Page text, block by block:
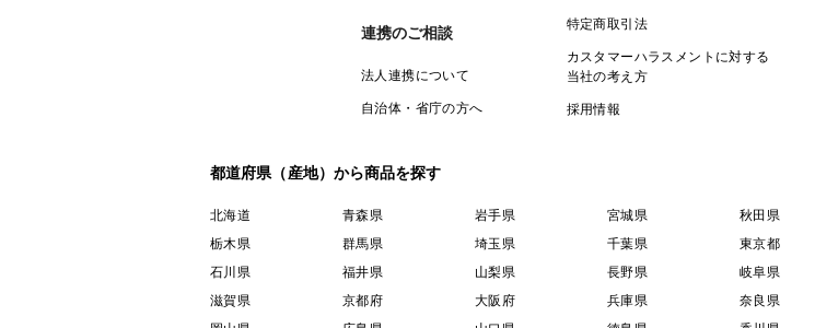
連携のご相談
法人連携について
自治体・省庁の方へ
特定商取引法
カスタマーハラスメントに対する
当社の考え方
採用情報
都道府県（産地）から商品を探す
北海道 青森県 岩手県 宮城県 秋田県
栃木県
群馬県 埼玉県 千葉県 東京都
石川県
福井県 山梨県 長野県 岐阜県
滋賀県
京都府 大阪府 兵庫県 奈良県